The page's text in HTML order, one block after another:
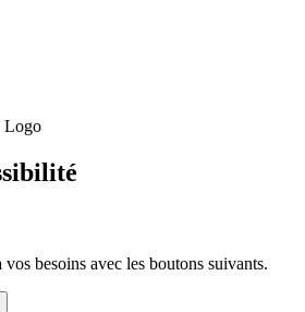
besoins avec les boutons suivants.